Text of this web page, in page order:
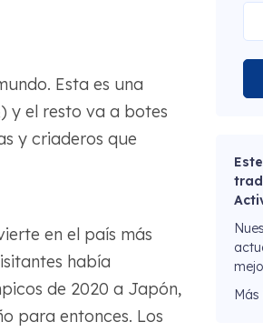
Esta es una
y el resto va a botes
y criaderos que
en el país más
había
de 2020 a Japón,
para entonces. Los